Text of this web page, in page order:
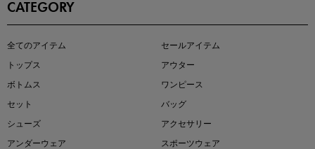
即戦力アイテム続々対象
CATEGORY
全てのアイテム
セールアイテム
トップス
アウター
ボトムス
ワンピース
セット
バッグ
シューズ
アクセサリー
アンダーウェア
スポーツウェア